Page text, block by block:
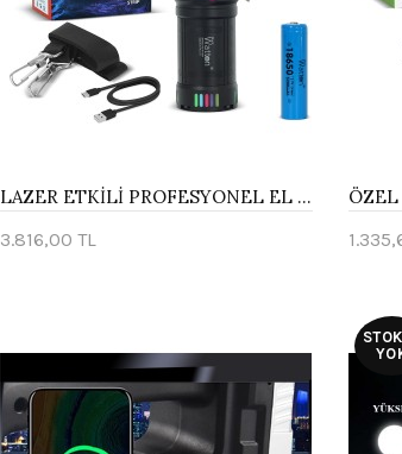
LAZER ETKİLİ PROFESYONEL EL FENERİ WATTON WT-631- 30,000 LÜMEN
3.816,00 TL